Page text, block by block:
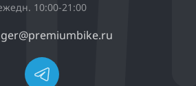
10:00-21:00